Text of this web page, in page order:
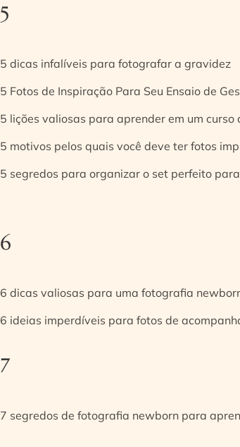
5
5 dicas infalíveis para fotografar a gravidez
5 Fotos de Inspiração Para Seu Ensaio de
5 lições valiosas para aprender em um
5 motivos pelos quais você deve ter fotos
5 segredos para organizar o set perfeito
6
6 dicas valiosas para uma fotografia
6 ideias imperdíveis para fotos de
7
7 segredos de fotografia newborn para